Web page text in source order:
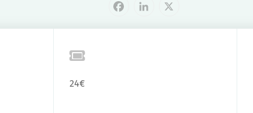
Facebook
LinkedIn
X
24€